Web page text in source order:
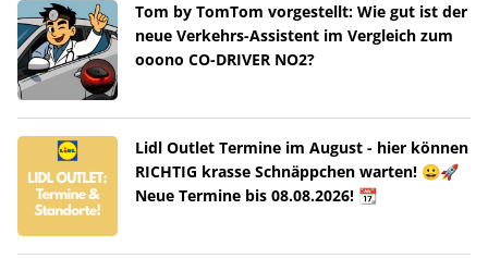
Tom by TomTom vorgestellt: Wie gut ist der
neue Verkehrs-Assistent im Vergleich zum
ooono CO-DRIVER NO2?
Lidl Outlet Termine im August - hier können
RICHTIG krasse Schnäppchen warten! 😀🚀
Neue Termine bis 08.08.2026! 📆